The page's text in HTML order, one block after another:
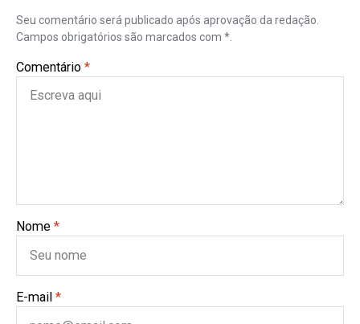
Seu comentário será publicado após aprovação da redação.
Campos obrigatórios são marcados com *.
Comentário *
Nome *
E-mail *